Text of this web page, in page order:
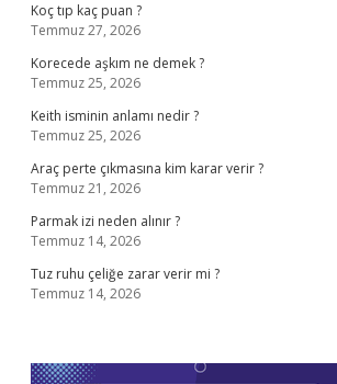
Koç tıp kaç puan ?
Temmuz 27, 2026
Korecede aşkım ne demek ?
Temmuz 25, 2026
Keith isminin anlamı nedir ?
Temmuz 25, 2026
Araç perte çıkmasına kim karar verir ?
Temmuz 21, 2026
Parmak izi neden alınır ?
Temmuz 14, 2026
Tuz ruhu çeliğe zarar verir mi ?
Temmuz 14, 2026